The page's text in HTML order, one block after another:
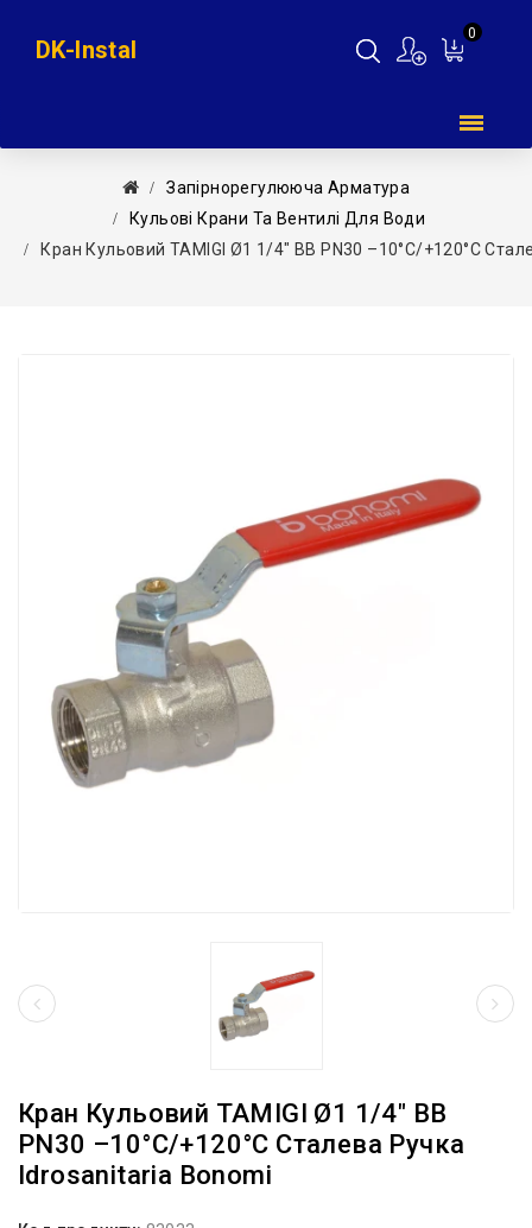
0
DK-Instal
Запірнорегулююча Арматура
Кульові Крани Та Вентилі Для Води
Кран Кульовий TAMIGI Ø1 1/4″ ВВ PN30 –10°C/+120°C
Кран Кульовий TAMIGI Ø1 1/4″ ВВ
PN30 –10°C/+120°C Сталева Ручка
Idrosanitaria Bonomi